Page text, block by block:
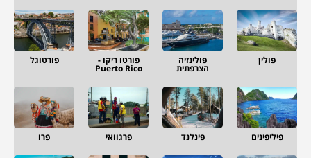
פולין פולינזיה
הצרפתית
פורטו ריקו -
Puerto Rico
פורטוגל
פיליפינים פינלנד פרגוואי פרו